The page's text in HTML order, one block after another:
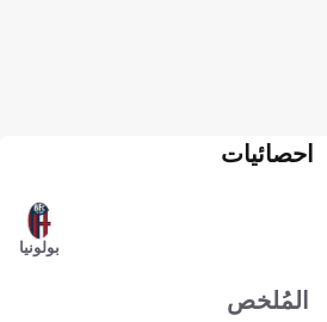
احصائيات
بولونيا
المُلخص